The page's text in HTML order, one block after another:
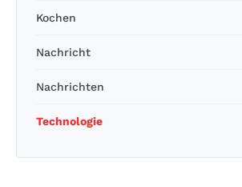
Kochen
Nachricht
Nachrichten
Technologie